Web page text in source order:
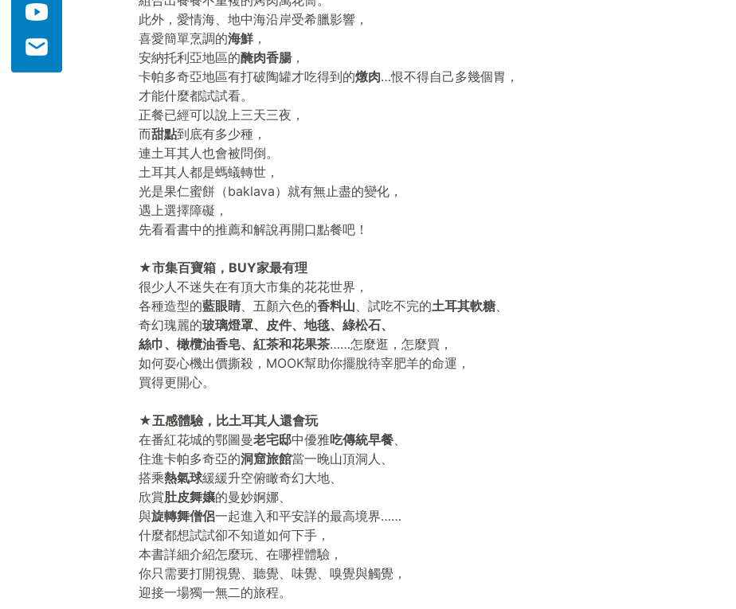
此外，愛情海、地中海沿岸受希臘影響，
喜愛簡單烹調的海鮮，
安納托利亞地區的醃肉香腸，
卡帕多奇亞地區有打破陶罐才吃得到的燉肉…恨不得自己多幾個胃，
才能什麼都試試看。
正餐已經可以說上三天三夜，
而甜點到底有多少種，
連土耳其人也會被問倒。
土耳其人都是螞蟻轉世，
光是果仁蜜餅（baklava）就有無止盡的變化，
遇上選擇障礙，
先看看書中的推薦和解說再開口點餐吧！
★市集百寶箱，BUY家最有理
很少人不迷失在有頂大市集的花花世界，
各種造型的藍眼睛、五顏六色的香料山、試吃不完的土耳其軟糖、
奇幻瑰麗的玻璃燈罩、皮件、地毯、綠松石、
絲巾、橄欖油香皂、紅茶和花果茶……怎麼逛，怎麼買，
如何耍心機出價撕殺，MOOK幫助你擺脫待宰肥羊的命運，
買得更開心。
★五感體驗，比土耳其人還會玩
在番紅花城的鄂圖曼老宅邸中優雅吃傳統早餐、
住進卡帕多奇亞的洞窟旅館當一晚山頂洞人、
搭乘熱氣球緩緩升空俯瞰奇幻大地、
欣賞肚皮舞孃的曼妙婀娜、
與旋轉舞僧侶一起進入和平安詳的最高境界……
什麼都想試試卻不知道如何下手，
本書詳細介紹怎麼玩、在哪裡體驗，
你只需要打開視覺、聽覺、味覺、嗅覺與觸覺，
迎接一場獨一無二的旅程。